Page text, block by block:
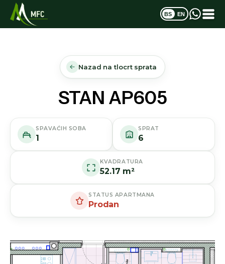
BS EN
Nazad na tlocrt sprata
STAN AP605
KVADRATURA
52.17 m²
SPAVAĆIH SOBA
1
SPRAT
6
STATUS APARTMANA
Prodan